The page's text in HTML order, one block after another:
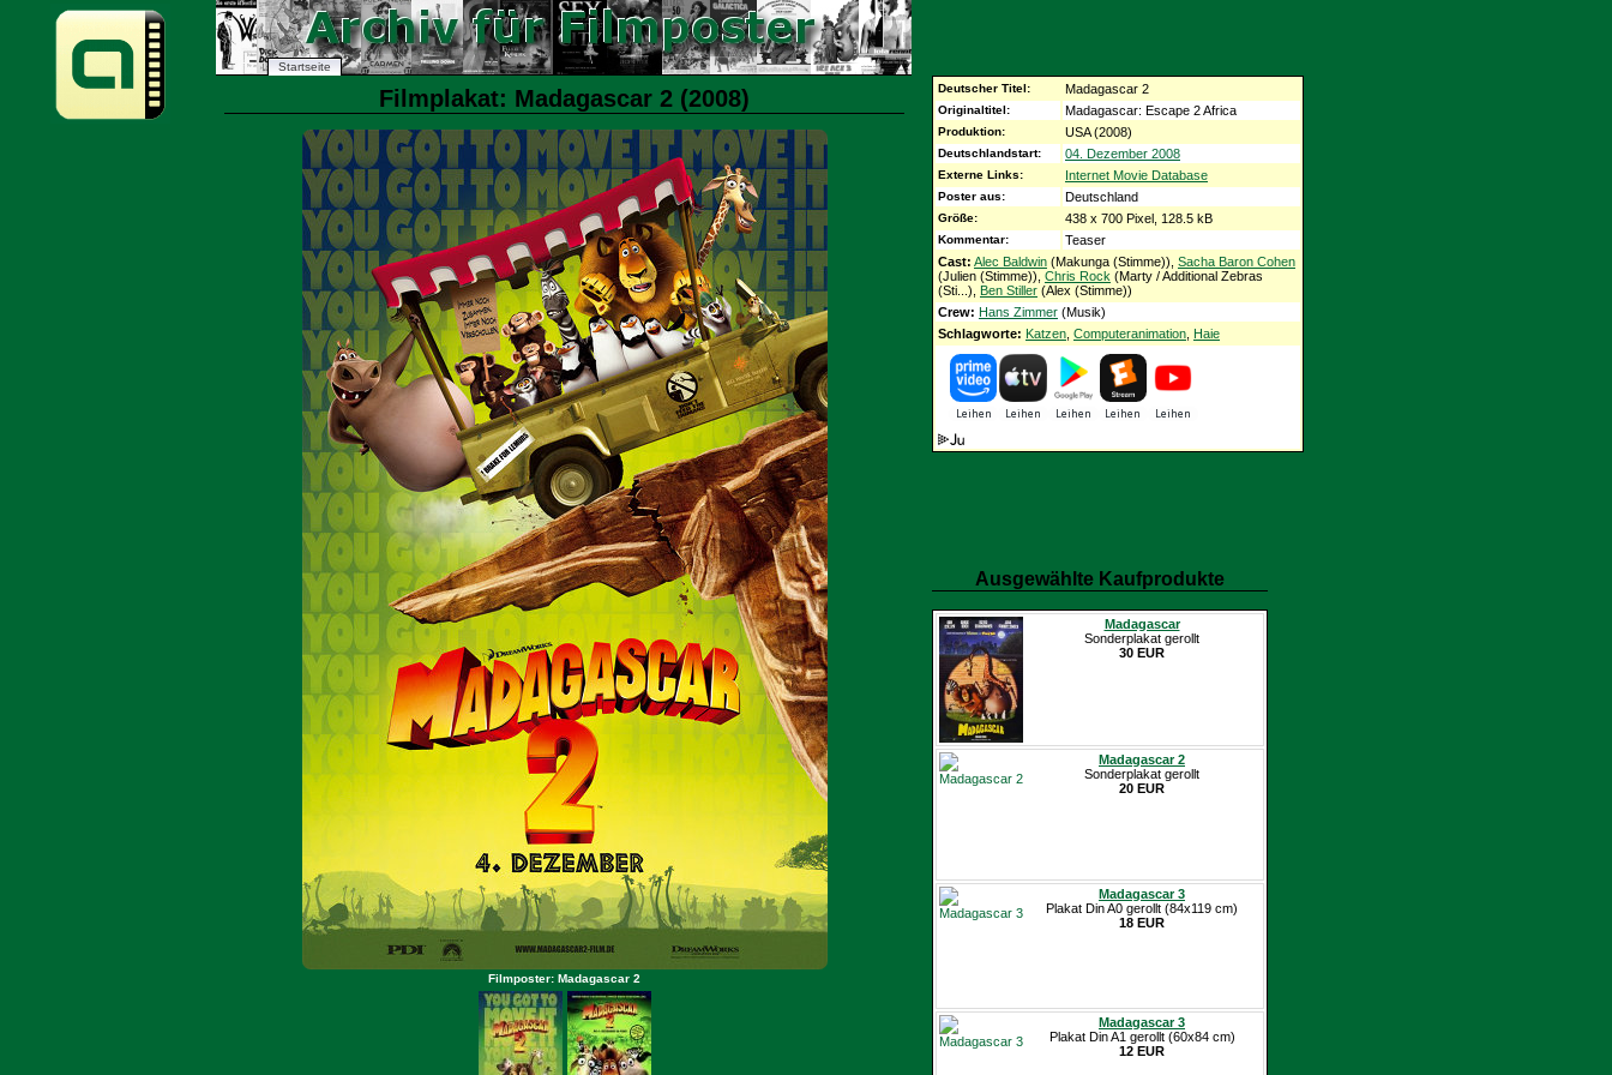
Startseite
Filmplakat: Madagascar 2 (2008)
Filmposter: Madagascar 2
Deutscher Titel: Madagascar 2
Originaltitel: Madagascar: Escape 2 Africa
Produktion: USA (2008)
Deutschlandstart: 04. Dezember 2008
Externe Links: Internet Movie Database
Poster aus: Deutschland
Größe: 438 x 700 Pixel, 128.5 kB
Kommentar:
Teaser
Cast: Alec Baldwin (Makunga (Stimme)), Sacha Baron Cohen
(Julien (Stimme)), Chris Rock (Marty / Additional Zebras
(Sti...), Ben Stiller (Alex (Stimme))
Crew: Hans Zimmer (Musik)
Schlagworte: Katzen Computeranimation Haie
Ausgewählte Kaufprodukte
Madagascar
Sonderplakat gerollt
30 EUR
Madagascar 2
Sonderplakat gerollt
20 EUR
Madagascar 3
Plakat Din A0 gerollt (84x119 cm)
18 EUR
Madagascar 3
Plakat Din A1 gerollt (60x84 cm)
12 EUR